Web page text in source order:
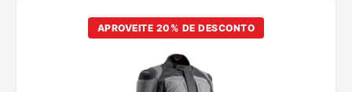
APROVEITE 20% DE DESCONTO